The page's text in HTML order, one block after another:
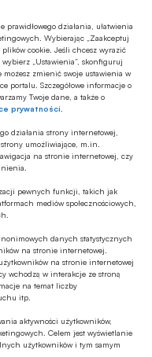
działania, ułatwienia
Wybierając „Zaakceptuj
plików cookie. Jeśli chcesz wyrazić
„Ustawienia”, skonfiguruj
zmienić swoje ustawienia w
portalu. Szczegółowe informacje o
Twoje dane, a także o
prywatności
działania strony internetowej,
umożliwiające, m.in.
na stronie internetowej, czy
pewnych funkcji, takich jak
mediów społecznościowych,
danych statystycznych
na stronie internetowej.
na stronie internetowej
wchodzą w interakcje ze stroną
na temat liczby
itp.
aktywności użytkowników,
Celem jest wyświetlanie
użytkowników i tym samym
nie tylko
kompetencji
masowym
finansowania
zasadach
frankowych
Discovery?